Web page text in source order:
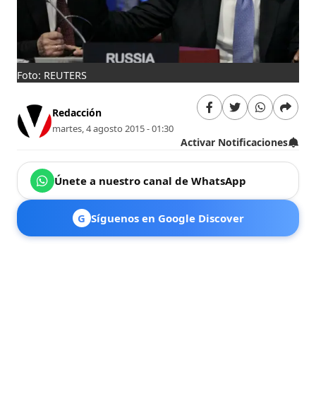
Foto: REUTERS
Redacción
martes, 4 agosto 2015 - 01:30
Activar Notificaciones
Únete a nuestro canal de WhatsApp
G Síguenos en Google Discover